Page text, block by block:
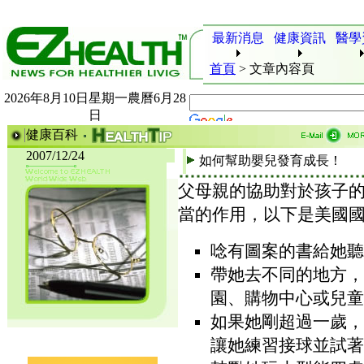
最新消息 健康資訊 醫
首頁 > 文章內容頁
2026年8月10日星期一農曆6月28
日
健康百科
2007/12/24
如何幫助嬰兒發育成長！
父母親的協助對於孩子
當的作用，以下是美國
唸有圖案的書給她
帶她去不同的地方
園、購物中心或兒
如果她剛超過一歲
讓她練習接球並試